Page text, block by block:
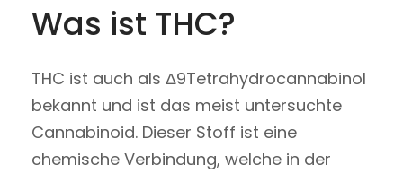
Was ist THC?
THC ist auch als Δ9Tetrahydrocannabinol
bekannt und ist das meist untersuchte
Cannabinoid. Dieser Stoff ist eine
chemische Verbindung, welche in der